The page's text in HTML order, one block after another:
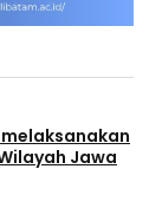
Jawa